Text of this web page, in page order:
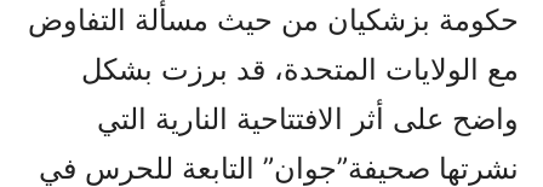
حکومة بزشکيان من حيث مسألة التفاوض
مع الولايات المتحدة، قد برزت بشکل
واضح على أثر الافتتاحية النارية التي
نشرتها صحيفة”جوان” التابعة للحرس في